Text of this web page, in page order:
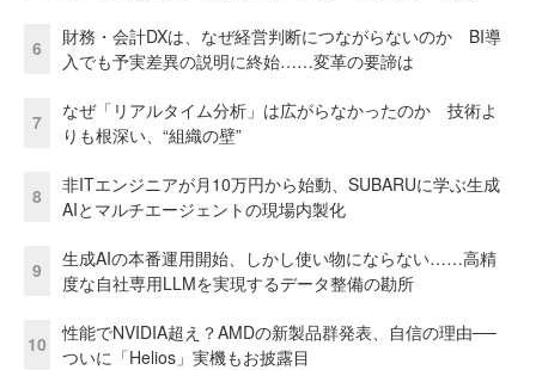
6
財務・会計DXは、なぜ経営判断につながらないのか BI導
入でも予実差異の説明に終始……変革の要諦は
7
なぜ「リアルタイム分析」は広がらなかったのか 技術よ
りも根深い、“組織の壁”
8
非ITエンジニアが月10万円から始動、SUBARUに学ぶ生成
AIとマルチエージェントの現場内製化
9
生成AIの本番運用開始、しかし使い物にならない……高精
度な自社専用LLMを実現するデータ整備の勘所
10
性能でNVIDIA超え？AMDの新製品群発表、自信の理由──
ついに「Helios」実機もお披露目